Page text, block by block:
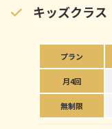
キッズクラス
プラン
月4回
無制限